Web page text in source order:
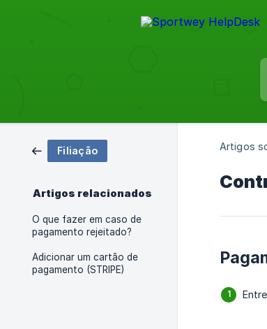
Filiação
Artigos relacionados
O que fazer em caso de
pagamento rejeitado?
Adicionar um cartão de
pagamento (STRIPE)
Artigos